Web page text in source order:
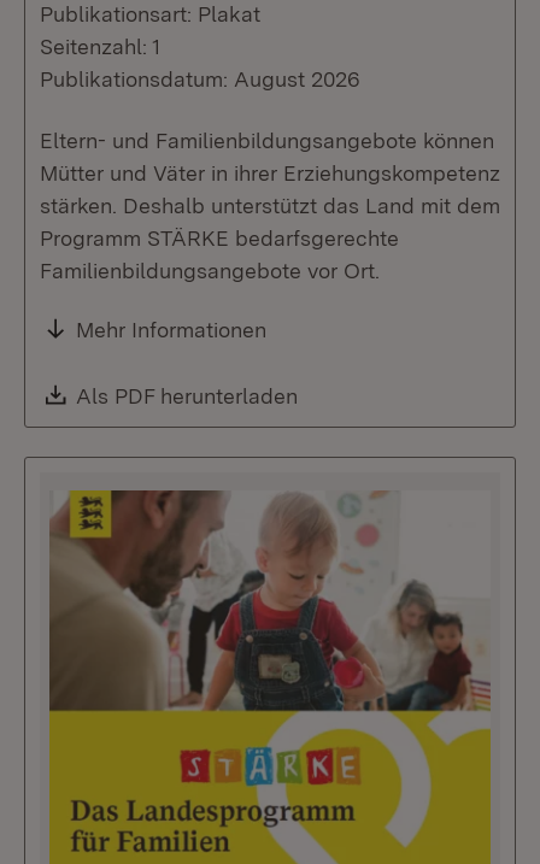
Publikationsart: Plakat
Seitenzahl: 1
Publikationsdatum: August 2026
Eltern- und Familienbildungsangebote können
Mütter und Väter in ihrer Erziehungskompetenz
stärken. Deshalb unterstützt das Land mit dem
Programm STÄRKE bedarfsgerechte
Familienbildungsangebote vor Ort.
Mehr Informationen
Download:
Als PDF herunterladen